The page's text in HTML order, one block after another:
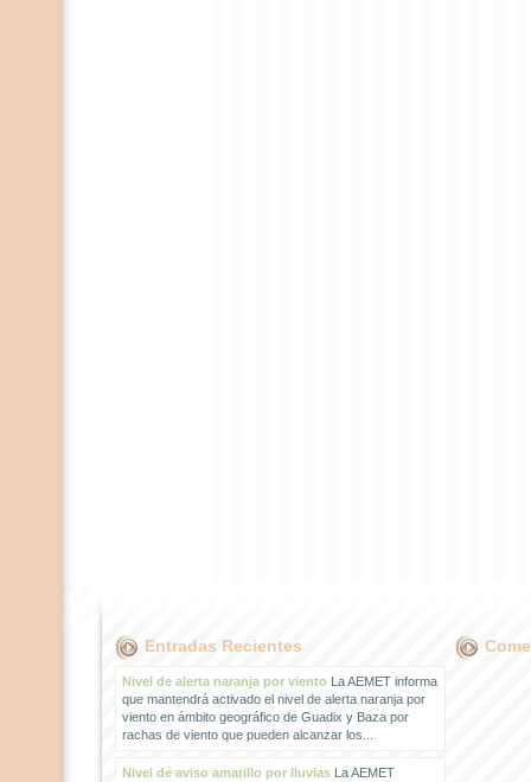
Entradas Recientes
Nivel de alerta naranja por vientoLa AEMET informa
que mantendrá activado el nivel de alerta naranja por
viento en ámbito geográfico de Guadix y Baza por
rachas de viento que pueden alcanzar los...
Nivel de aviso amarillo por lluviasLa AEMET